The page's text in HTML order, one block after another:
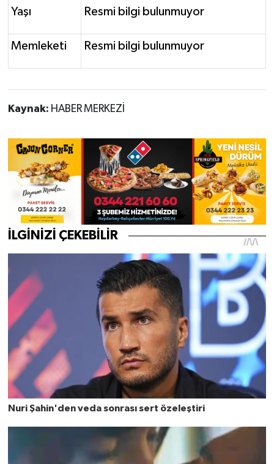
Yaşı Resmi bilgi bulunmuyor
Memleketi Resmi bilgi bulunmuyor
Kaynak: HABER MERKEZİ